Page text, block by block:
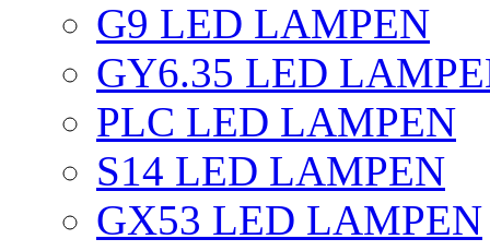
G9 LED LAMPEN
GY6.35 LED
PLC LED LAMPEN
S14 LED LAMPEN
GX53 LED LAMPEN